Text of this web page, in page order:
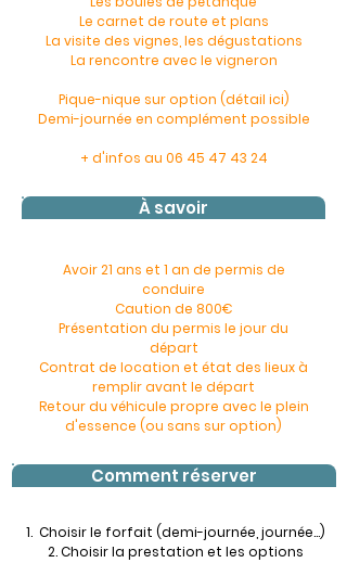
Le carnet de route et plans
La visite des vignes, les dégustations
La rencontre avec le vigneron
Pique-nique sur option (détail ici)
Demi-journée en complément possible
+ d'infos au 06 45 47 43 24
À savoir
Avoir 21 ans et 1 an de permis de
conduire
Caution de 800€
Présentation du permis le jour du
départ
Contrat de location et état des lieux à
remplir avant le départ
Retour du véhicule propre avec le plein
d'essence (ou sans sur option)
Comment réserver
1. Choisir le forfait (demi-journée, journée...)
2. Choisir la prestation et les options